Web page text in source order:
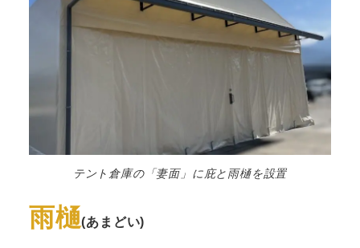
テント倉庫の「妻面」に庇と雨樋を設置
雨樋(あまどい)